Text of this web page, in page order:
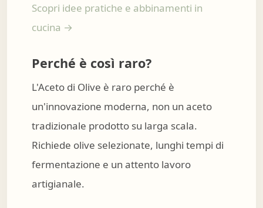
Scopri idee pratiche e abbinamenti in
cucina →
Perché è così raro?
L'Aceto di Olive è raro perché è
un'innovazione moderna, non un aceto
tradizionale prodotto su larga scala.
Richiede olive selezionate, lunghi tempi di
fermentazione e un attento lavoro
artigianale.